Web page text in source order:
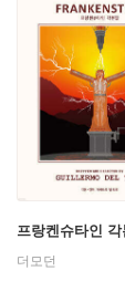
프랑켄슈타인 각
더모던